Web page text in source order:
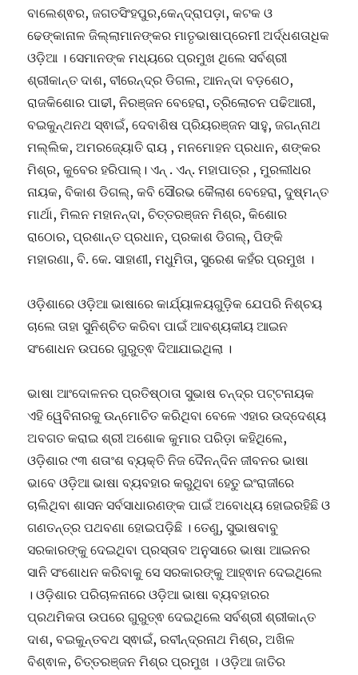
ବାଲେଶ୍ଵର, ଜଗତସିଂହପୁର,କେନ୍ଦ୍ରାପଡ଼ା, କଟକ ଓ
ଢେଙ୍କାନାଳ ଜିଲ୍ଲାମାନଙ୍କର ମାତୃଭାଷାପ୍ରେମୀ ଅର୍ଦ୍ଧଶତାଧିକ
ଓଡ଼ିଆ । ସେମାନଙ୍କ ମଧ୍ୟରେ ପ୍ରମୁଖ ଥିଲେ ସର୍ବଶ୍ରୀ
ଶ୍ରୀକାନ୍ତ ଦାଶ, ବୀରେନ୍ଦ୍ର ଡିଗଲ, ଆନନ୍ଦା ବଡ଼ଶେଠ,
ରାଜକିଶୋର ପାଢୀ, ନିରଞ୍ଜନ ବେହେରା, ତ୍ରିଲୋଚନ ପଢିଆରୀ,
ବଇକୁନ୍ଥନଥ ସ୍ଵାଇଁ, ଦେବାଶିଷ ପ୍ରିୟରଞ୍ଜନ ସାହୁ, ଜଗନ୍ନାଥ
ମଲ୍ଲିକ, ଅମରଜ୍ୟୋତି ରାୟ , ମନମୋହନ ପ୍ରଧାନ, ଶଙ୍କର
ମିଶ୍ର, କୁବେର ହରିପାଲ୍। ଏନ୍ . ଏନ୍. ମହାପାତ୍ର , ମୁରଲୀଧର
ନାୟକ, ବିକାଶ ଡିଗଲ୍, କବି ସୌରଭ କୈଲାଶ ବେହେରା, ଦୁଷ୍ମନ୍ତ
ମାର୍ଥା, ମିଲନ ମହାନନ୍ଦା, ଚିତ୍ତରଞ୍ଜନ ମିଶ୍ର, କିଶୋର
ରାଠୋର, ପ୍ରଶାନ୍ତ ପ୍ରଧାନ, ପ୍ରକାଶ ଡିଗଲ୍, ପିଙ୍କି
ମହାରଣା, ବି. କେ. ସାହାଣୀ, ମଧୁମିତା, ସୁରେଶ କହଁର ପ୍ରମୁଖ ।
ଓଡ଼ିଶାରେ ଓଡ଼ିଆ ଭାଷାରେ କାର୍ଯ୍ୟାଳୟଗୁଡ଼ିକ ଯେପରି ନିଶ୍ଚୟ
ଚାଲେ ତାହା ସୁନିଶ୍ଚିତ କରିବା ପାଇଁ ଆବଶ୍ୟକୀୟ ଆଇନ
ସଂଶୋଧନ ଉପରେ ଗୁରୁତ୍ଵ ଦିଆଯାଇଥିଲା ।
ଭାଷା ଆଂଦୋଳନର ପ୍ରତିଷ୍ଠାତା ସୁଭାଷ ଚନ୍ଦ୍ର ପଟ୍ଟନାୟକ
ଏହି ୱେବିନାରକୁ ଉନ୍ମୋଚିତ କରିଥିବା ବେଳେ ଏହାର ଉଦ୍ଦେଶ୍ୟ
ଅବଗତ କରାଇ ଶ୍ରୀ ଅଶୋକ କୁମାର ପରିଡ଼ା କହିଥିଲେ,
ଓଡ଼ିଶାର ୯୩ ଶତାଂଶ ବ୍ୟକ୍ତି ନିଜ ଦୈନନ୍ଦିନ ଜୀବନର ଭାଷା
ଭାବେ ଓଡ଼ିଆ ଭାଷା ବ୍ୟବହାର କରୁଥିବା ହେତୁ ଇଂରାଜୀରେ
ଚାଲିଥିବା ଶାସନ ସର୍ବସାଧାରଣଙ୍କ ପାଇଁ ଅବୋଧ୍ୟ ହୋଇରହିଛି ଓ
ଗଣତନ୍ତ୍ର ପଥବଣା ହୋଇପଡ଼ିଛି । ତେଣୁ, ସୁଭାଷବାବୁ
ସରକାରଙ୍କୁ ଦେଇଥିବା ପ୍ରସ୍ତାବ ଅନୁସାରେ ଭାଷା ଆଇନର
ସାନି ସଂଶୋଧନ କରିବାକୁ ସେ ସରକାରଙ୍କୁ ଆହ୍ଵାନ ଦେଇଥିଲେ
। ଓଡ଼ିଶାର ପରିଚାଳନାରେ ଓଡ଼ିଆ ଭାଷା ବ୍ୟବହାରର
ପ୍ରଥମିକତା ଉପରେ ଗୁରୁତ୍ଵ ଦେଇଥିଲେ ସର୍ବଶ୍ରୀ ଶ୍ରୀକାନ୍ତ
ଦାଶ, ବଇକୁନ୍ତବଥ ସ୍ଵାଇଁ, ରବୀନ୍ଦ୍ରନାଥ ମିଶ୍ର, ଅଖିଳ
ବିଶ୍ଵାଳ, ଚିତ୍ତରଞ୍ଜନ ମିଶ୍ର ପ୍ରମୁଖ । ଓଡ଼ିଆ ଜାତିର